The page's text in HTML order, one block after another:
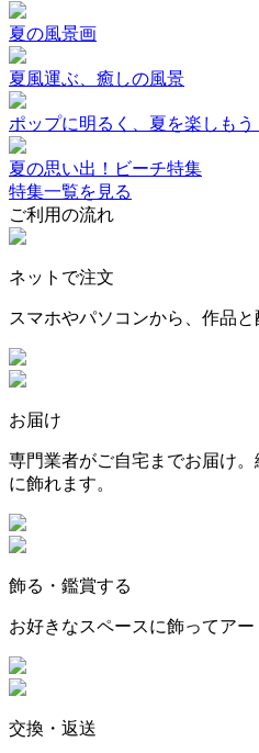
夏の風景画
夏風運ぶ、癒しの風景
ポップに明るく、夏を楽しもう
夏の思い出！ビーチ特集
特集一覧を見る
ご利用の流れ
ネットで注文
スマホやパソコンから、作品と
お届け
専門業者がご自宅までお届け
に飾れます。
飾る・鑑賞する
お好きなスペースに飾ってアー
交換・返送